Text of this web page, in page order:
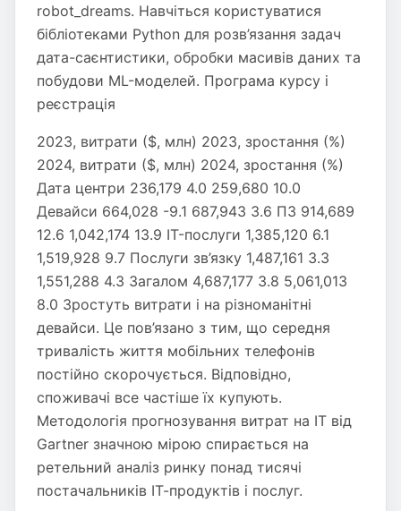
robot_dreams. Навчіться користуватися
бібліотеками Python для розв’язання задач
дата-саєнтистики, обробки масивів даних та
побудови ML-моделей. Програма курсу і
реєстрація
2023, витрати ($, млн) 2023, зростання (%)
2024, витрати ($, млн) 2024, зростання (%)
Дата центри 236,179 4.0 259,680 10.0
Девайси 664,028 -9.1 687,943 3.6 ПЗ 914,689
12.6 1,042,174 13.9 IT-послуги 1,385,120 6.1
1,519,928 9.7 Послуги зв’язку 1,487,161 3.3
1,551,288 4.3 Загалом 4,687,177 3.8 5,061,013
8.0 Зростуть витрати і на різноманітні
девайси. Це пов’язано з тим, що середня
тривалість життя мобільних телефонів
постійно скорочується. Відповідно,
споживачі все частіше їх купують.
Методологія прогнозування витрат на ІТ від
Gartner значною мірою спирається на
ретельний аналіз ринку понад тисячі
постачальників ІТ-продуктів і послуг.